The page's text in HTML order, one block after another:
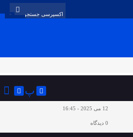
پ
12 می 2025 - 16:45
0 دیدگاه